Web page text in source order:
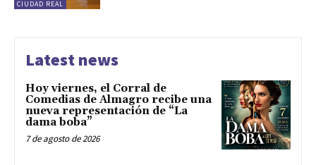
CIUDAD REAL
Latest news
Hoy viernes, el Corral de
Comedias de Almagro recibe una
nueva representación de “La
dama boba”
7 de agosto de 2026